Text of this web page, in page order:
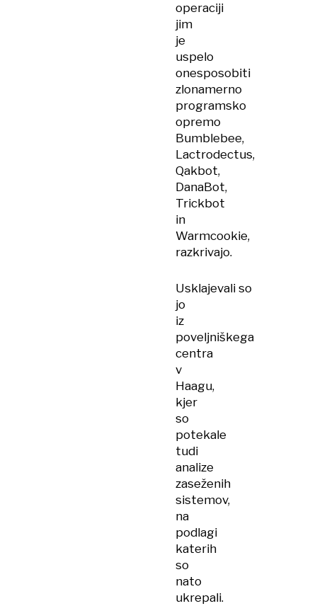
operaciji
jim
je
uspelo
onesposobiti
zlonamerno
programsko
opremo
Bumblebee,
Lactrodectus,
Qakbot,
DanaBot,
Trickbot
in
Warmcookie,
razkrivajo.
Usklajevali so
jo
iz
poveljniškega
centra
v
Haagu,
kjer
so
potekale
tudi
analize
zaseženih
sistemov,
na
podlagi
katerih
so
nato
ukrepali.